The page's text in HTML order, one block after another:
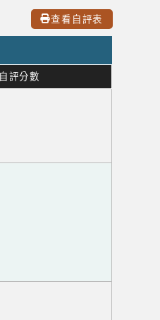
查看自評表
自評分數